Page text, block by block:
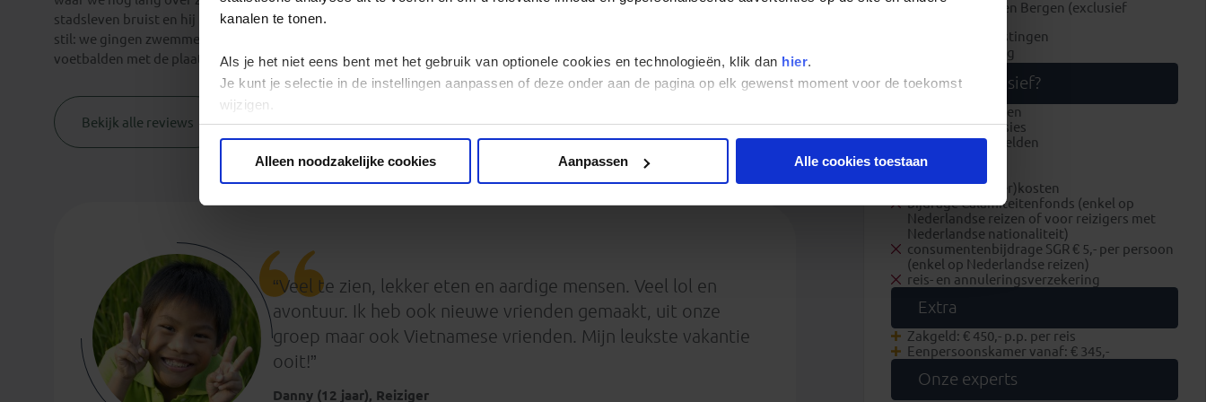
kanalen te tonen.
Als je het niet eens bent met het gebruik van optionele cookies en technologieën, klik dan hier.
Je kunt je selectie in de instellingen aanpassen of deze onder aan de pagina op elk gewenst moment voor de toekomst
wijzigen.
Alleen noodzakelijke cookies
Aanpassen Alle cookies toestaan
stadsleven bruist en hij leerde lessen over de geschiedenis die in geen boeken beschreven staan. Tegelijk zaten we niet
stil: we gingen zwemmen, kanoën, reden op een brommer door saigon, fietsen en wandelden door de rijstvelden en
voetbalden met de plaatselijke sjotters. Het was een reis om voor altijd met ons mee te dragen.
Bekijk alle reviews
“Veel te zien, lekker eten en aardige mensen. Veel lol en
avontuur. Ik heb ook nieuwe vrienden gemaakt, uit onze
groep maar ook Vietnamese vrienden. Mijn leukste vakantie
ooit!”
Danny (12 jaar), Reiziger
bezoek Marmeren Bergen (exclusief
luchthavenbelastingen
brandstofheffing
Wat is exclusief?
overige maaltijden
optionele excursies
overige entreegelden
fooien
boekings(dossier)kosten
bijdrage Calamiteitenfonds (enkel op
Nederlandse reizen of voor reizigers met
Nederlandse nationaliteit)
consumentenbijdrage SGR € 5,- per persoon
(enkel op Nederlandse reizen)
reis- en annuleringsverzekering
Extra
Zakgeld: € 450,- p.p. per reis
Eenpersoonskamer vanaf: € 345,-
Onze experts